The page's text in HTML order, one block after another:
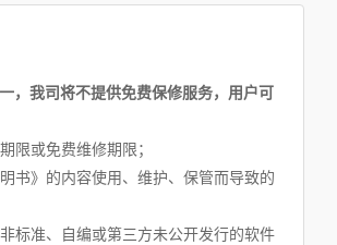
，我司将不提供免费保修服务，用户可
限或免费维修期限；
书》的内容使用、维护、保管而导致的
标准、自编或第三方未公开发行的软件